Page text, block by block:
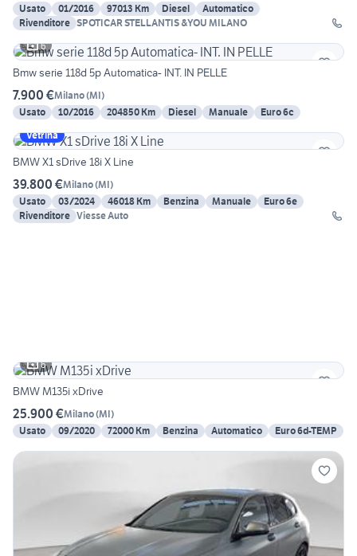
Usato
01/2016 97013 Km Diesel
Automatico
Rivenditore SPOTICAR STELLANTIS &YOU MILANO
6
Bmw serie 118d 5p Automatica- INT. IN PELLE
7.900 €Milano(MI)
Usato
10/2016 204850 Km Diesel Manuale
Euro 6c
Vetrina
BMW X1 sDrive 18i X Line
39.800 €Milano(MI)
Usato
03/2024 46018 Km Benzina Manuale
Euro 6e
Rivenditore Viesse Auto
6
BMW M135i xDrive
25.900 €Milano(MI)
Usato
09/2020 72000 Km Benzina Automatico Euro 6d-TEMP